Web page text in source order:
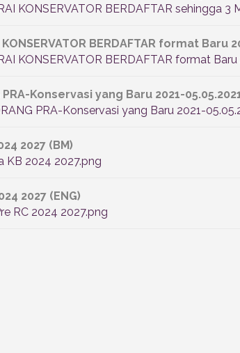
KONSERVATOR BERDAFTAR sehingga 3
KONSERVATOR BERDAFTAR format Baru
KONSERVATOR BERDAFTAR format
PRA-Konservasi yang Baru 2021-
PRA-Konservasi yang Baru 2021-
2027 (BM)
KB 2024 2027.png
2027 (ENG)
RC 2024 2027.png